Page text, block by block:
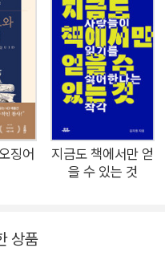
은 방대하다. 《읽지 못하
학교 교수 매슈 루버리는 직
헌, 뇌과학과 인문학에 기
던 ‘읽기’의 비밀을 파헤친
든 이 책을 읽고 나면 ‘읽
영향을 끼치는지 알게 될
기도 했다. 다른 이들 역시
징어
지금도 책에서만 얻
을 수 있는 것
상품